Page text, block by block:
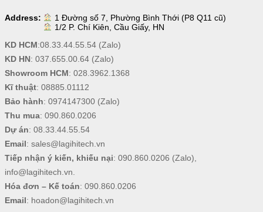
Address:
1 Đường số 7, Phường Bình Thới (P8 Q11 cũ)
1/2 P. Chí Kiên, Cầu Giấy, HN
KD HCM:08.33.44.55.54(Zalo)
KD HN: 037.655.00.64(Zalo)
Showroom HCM: 028.3962.1368
Kĩ thuật: 08885.01112
Bảo hành: 0974147300(Zalo)
Thu mua: 090.860.0206
Dự án: 08.33.44.55.54
Email: sales@lagihitech.vn
Tiếp nhận ý kiến, khiếu nại: 090.860.0206 (Zalo),
info@lagihitech.vn
Hóa đơn – Kế toán: 090.860.0206
Email: hoadon@lagihitech.vn